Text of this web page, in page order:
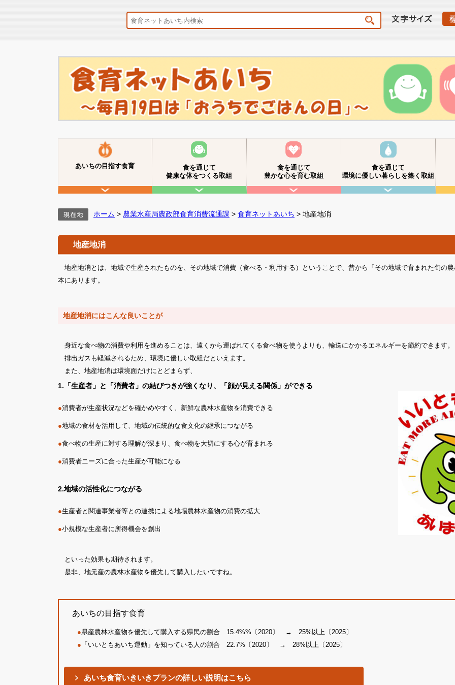
あいちの目指す食育
食を通じて
健康な体をつくる取組
食を通じて
豊かな心を育む取組
食を通じて
環境に優しい暮らしを築く取組
ホーム > 農業水産局農政部食育消費流通課 > 食育ネットあいち > 地産地消
地産地消
地産地消とは、地域で生産されたものを、その地域で消費（食べる・利用する）ということで、昔から「その地域で育まれた旬の
本にあります。
地産地消にはこんな良いことが
身近な食べ物の消費や利用を進めることは、遠くから運ばれてくる食べ物を使うよりも、輸送にかかるエネルギーを節約できます。
排出ガスも軽減されるため、環境に優しい取組だといえます。
また、地産地消は環境面だけにとどまらず、
1.「生産者」と「消費者」の結びつきが強くなり、「顔が見える関係」ができる
●消費者が生産状況などを確かめやすく、新鮮な農林水産物を消費できる
●地域の食材を活用して、地域の伝統的な食文化の継承につながる
●食べ物の生産に対する理解が深まり、食べ物を大切にする心が育まれる
●消費者ニーズに合った生産が可能になる
2.地域の活性化につながる
●生産者と関連事業者等との連携による地場農林水産物の消費の拡大
●小規模な生産者に所得機会を創出
といった効果も期待されます。
是非、地元産の農林水産物を優先して購入したいですね。
あいちの目指す食育
●県産農林水産物を優先して購入する県民の割合 15.4%%〔2020〕 → 25%以上〔2025〕
● 「いいともあいち運動」を知っている人の割合 22.7%〔2020〕 → 28%以上〔2025〕
あいち食育いきいきプランの詳しい説明はこちら